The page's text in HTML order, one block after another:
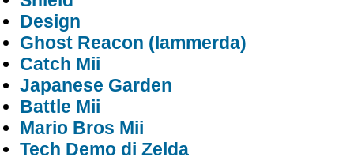
Design
Ghost Reacon (lammerda)
Catch Mii
Japanese Garden
Battle Mii
Mario Bros Mii
Tech Demo di Zelda